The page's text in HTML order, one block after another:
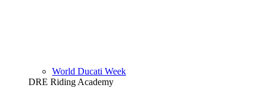
World Ducati Week
DRE Riding Academy